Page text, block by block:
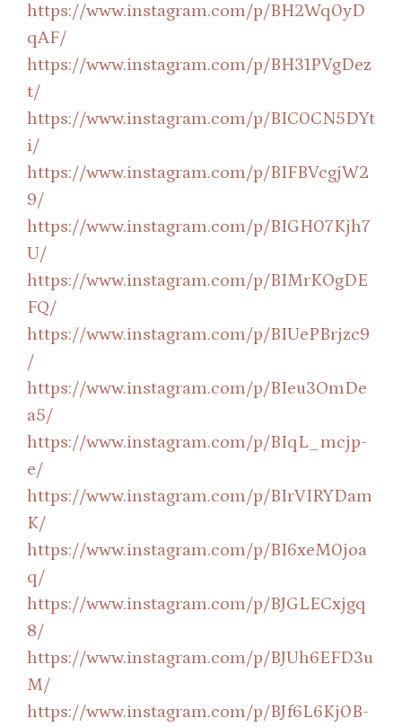
https://www.instagram.com/p/BH2Wq0yD
qAF/
https://www.instagram.com/p/BH31PVgDez
t/
https://www.instagram.com/p/BIC0CN5DYt
i/
https://www.instagram.com/p/BIFBVcgjW2
9/
https://www.instagram.com/p/BIGH07Kjh7
U/
https://www.instagram.com/p/BIMrKOgDE
FQ/
https://www.instagram.com/p/BIUePBrjzc9
/
https://www.instagram.com/p/BIeu3OmDe
a5/
https://www.instagram.com/p/BIqL_mcjp-
e/
https://www.instagram.com/p/BIrVIRYDam
K/
https://www.instagram.com/p/BI6xeM0joa
q/
https://www.instagram.com/p/BJGLECxjgq
8/
https://www.instagram.com/p/BJUh6EFD3u
M/
https://www.instagram.com/p/BJf6L6Kj0B-